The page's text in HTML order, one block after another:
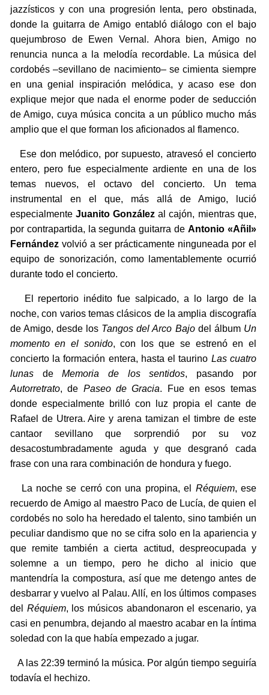
jazzísticos y con una progresión lenta, pero obstinada,
donde la guitarra de Amigo entabló diálogo con el bajo
quejumbroso de Ewen Vernal. Ahora bien, Amigo no
renuncia nunca a la melodía recordable. La música del
cordobés –sevillano de nacimiento– se cimienta siempre
en una genial inspiración melódica, y acaso ese don
explique mejor que nada el enorme poder de seducción
de Amigo, cuya música concita a un público mucho más
amplio que el que forman los aficionados al flamenco.
Ese don melódico, por supuesto, atravesó el concierto
entero, pero fue especialmente ardiente en una de los
temas nuevos, el octavo del concierto. Un tema
instrumental en el que, más allá de Amigo, lució
especialmenteJuanito González al cajón, mientras que,
por contrapartida, la segunda guitarra de Antonio «Añil»
Fernándezvolvió a ser prácticamente ninguneada por el
equipo de sonorización, como lamentablemente ocurrió
durante todo el concierto.
El repertorio inédito fue salpicado, a lo largo de la
noche, con varios temas clásicos de la amplia discografía
de Amigo, desde los Tangos del Arco Bajodel álbum Un
momento en el sonido, con los que se estrenó en el
concierto la formación entera, hasta el taurino Las cuatro
lunasdeMemoria de los sentidos, pasando por
Autorretrato, de Paseo de Gracia. Fue en esos temas
donde especialmente brilló con luz propia el cante de
Rafael de Utrera. Aire y arena tamizan el timbre de este
cantaor sevillano que sorprendió por su voz
desacostumbradamente aguda y que desgranó cada
frase con una rara combinación de hondura y fuego.
La noche se cerró con una propina, el Réquiem, ese
recuerdo de Amigo al maestro Paco de Lucía, de quien el
cordobés no solo ha heredado el talento, sino también un
peculiar dandismo que no se cifra solo en la apariencia y
que remite también a cierta actitud, despreocupada y
solemne a un tiempo, pero he dicho al inicio que
mantendría la compostura, así que me detengo antes de
desbarrar y vuelvo al Palau. Allí, en los últimos compases
del Réquiem, los músicos abandonaron el escenario, ya
casi en penumbra, dejando al maestro acabar en la íntima
soledad con la que había empezado a jugar.
A las 22:39 terminó la música. Por algún tiempo seguiría
todavía el hechizo.